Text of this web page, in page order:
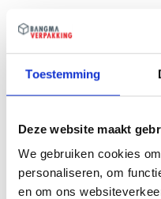
Toestemming
Deze website maakt
We gebruiken cookies
personaliseren, om
en om ons
Gerelateerde